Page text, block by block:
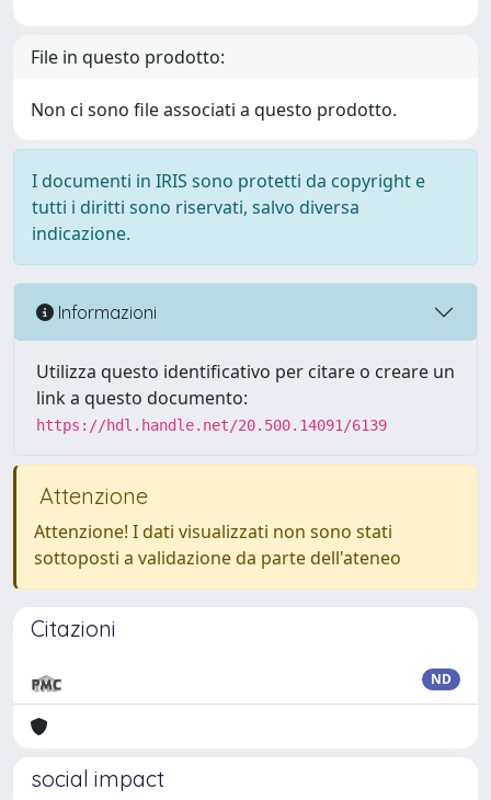
File in questo prodotto:
Non ci sono file associati a questo prodotto.
I documenti in IRIS sono protetti da copyright e
tutti i diritti sono riservati, salvo diversa
indicazione.
Informazioni
Utilizza questo identificativo per citare o creare un
link a questo documento:
https://hdl.handle.net/20.500.14091/6139
Attenzione
Attenzione! I dati visualizzati non sono stati
sottoposti a validazione da parte dell'ateneo
Citazioni
ND
social impact